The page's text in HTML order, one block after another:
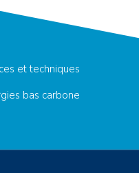
et techniques
bas carbone